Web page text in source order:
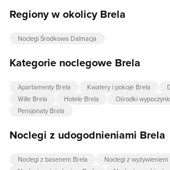
Regiony w okolicy Brela
Noclegi Środkowa Dalmacja
Kategorie noclegowe Brela
Apartamenty Brela Kwatery i pokoje Brela
Wille Brela
Hotele Brela
Ośrodki
Pensjonaty Brela
Noclegi z udogodnieniami Brela
Noclegi z basenem Brela
Noclegi z wyżywieniem